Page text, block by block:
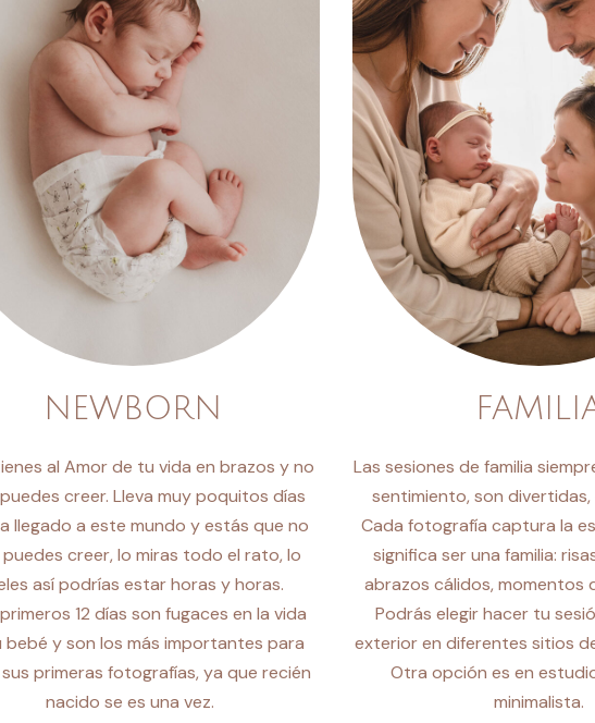
NEWBORN
al Amor de tu vida en brazos y no
creer. Lleva muy poquitos días
llegado a este mundo y estás que no
creer, lo miras todo el rato, lo
así podrías estar horas y horas.
12 días son fugaces en la vida
bebé y son los más importantes para
primeras fotografías, ya que recién
nacido se es una vez.
Las sesiones de familia
sentimiento, son
Cada fotografía captura la
significa ser una familia:
abrazos cálidos, momentos
Podrás elegir hacer tu
exterior en diferentes sitios
Otra opción es en
minimalista.